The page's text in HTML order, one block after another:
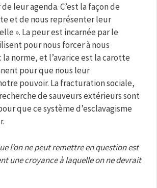
leur agenda. C’est la façon de
et de nous représenter leur
». La peur est incarnée par le
pour nous forcer à nous
norme, et l’avarice est la carotte
pour que nous leur
pouvoir. La fracturation sociale,
de sauveurs extérieurs sont
que ce système d’esclavagisme
l’on ne peut remettre en question est
une croyance à laquelle on ne devrait